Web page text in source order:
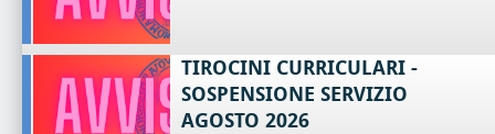
TIROCINI CURRICULARI -
SOSPENSIONE SERVIZIO
AGOSTO 2026